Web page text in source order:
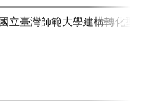
立臺灣師範大學建構轉化型